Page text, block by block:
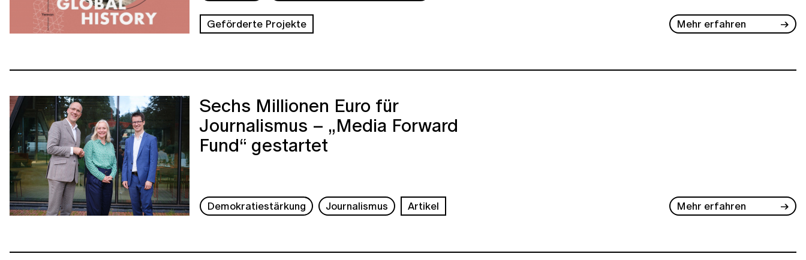
Geförderte Projekte Mehr erfahren
Sechs Millionen Euro für
Journalismus – „Media Forward
Fund“ gestartet
Demokratiestärkung Journalismus Artikel Mehr erfahren